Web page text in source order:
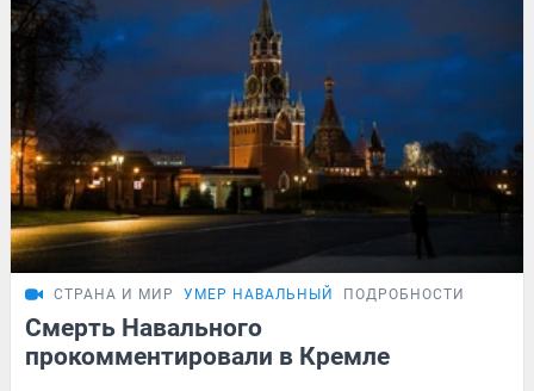
СТРАНА И МИР УМЕР НАВАЛЬНЫЙ ПОДРОБНОСТИ
Смерть Навального
прокомментировали в Кремле